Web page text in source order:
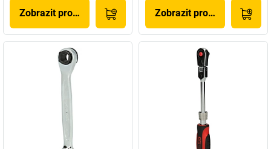
Zobrazit produkt Zobrazit produkt